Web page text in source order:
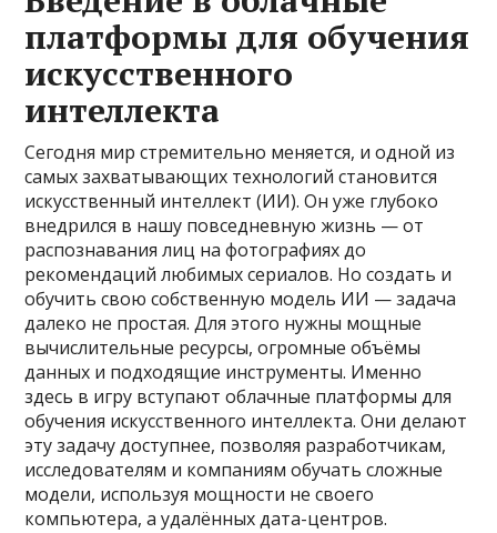
платформы для обучения
искусственного
интеллекта
Сегодня мир стремительно меняется, и одной из
самых захватывающих технологий становится
искусственный интеллект (ИИ). Он уже глубоко
внедрился в нашу повседневную жизнь — от
распознавания лиц на фотографиях до
рекомендаций любимых сериалов. Но создать и
обучить свою собственную модель ИИ — задача
далеко не простая. Для этого нужны мощные
вычислительные ресурсы, огромные объёмы
данных и подходящие инструменты. Именно
здесь в игру вступают облачные платформы для
обучения искусственного интеллекта. Они делают
эту задачу доступнее, позволяя разработчикам,
исследователям и компаниям обучать сложные
модели, используя мощности не своего
компьютера, а удалённых дата-центров.